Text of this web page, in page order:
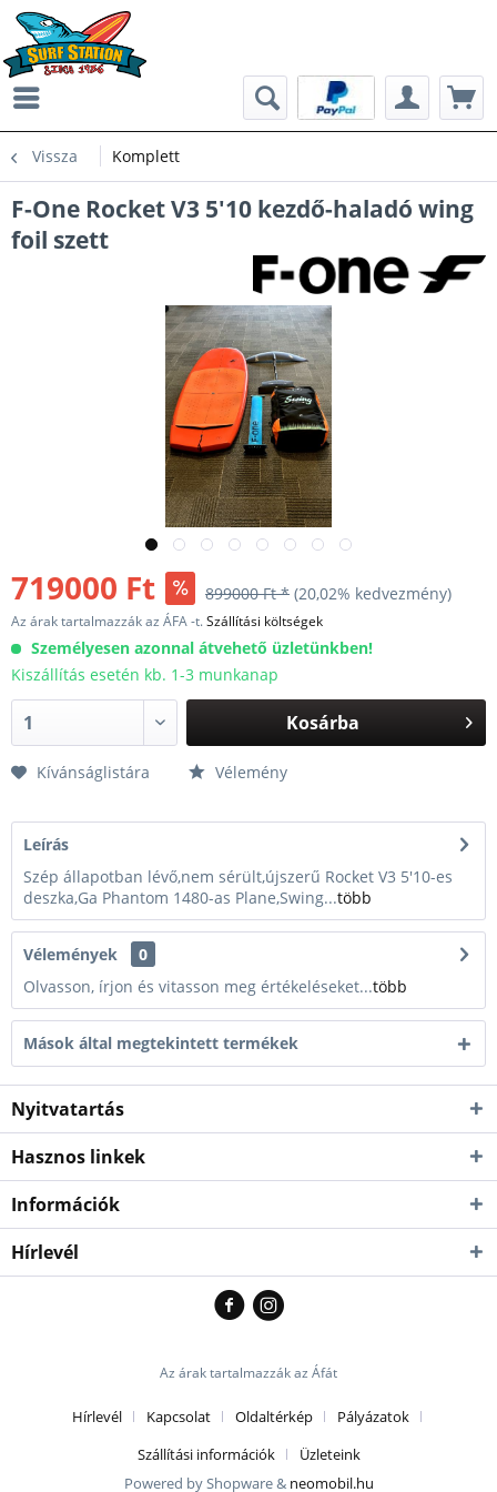
Vissza Komplett
F-One Rocket V3 5'10 kezdő-haladó wing
foil szett
719000 Ft 899000 Ft * (20,02% kedvezmény)
Az árak tartalmazzák az ÁFA -t.Szállítási költségek
Személyesen azonnal átvehető üzletünkben!
Kiszállítás esetén kb. 1-3 munkanap
Kosárba
Kívánságlistára Vélemény
Leírás
Szép állapotban lévő,nem sérült,újszerű Rocket V3 5'10-es
deszka,Ga Phantom 1480-as Plane,Swing...több
Vélemények
0
Olvasson, írjon és vitasson meg értékeléseket...több
Mások által megtekintett termékek
Nyitvatartás
Hasznos linkek
Információk
Hírlevél
Az árak tartalmazzák az Áfát
Hírlevél Kapcsolat Oldaltérkép
Pályázatok
Szállítási információk
Üzleteink
Powered by Shopware & neomobil.hu